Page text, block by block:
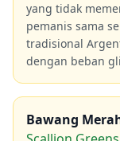
yang tidak
pemanis sama
tradisional
dengan beban
Bawang